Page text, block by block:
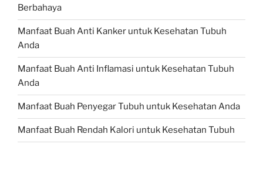
Berbahaya
Manfaat Buah Anti Kanker untuk Kesehatan Tubuh
Anda
Manfaat Buah Anti Inflamasi untuk Kesehatan Tubuh
Anda
Manfaat Buah Penyegar Tubuh untuk Kesehatan Anda
Manfaat Buah Rendah Kalori untuk Kesehatan Tubuh